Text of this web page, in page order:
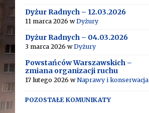
Dyżur Radnych – 12.03.2026
11 marca 2026 wDyżury
Dyżur Radnych – 04.03.2026
3 marca 2026 wDyżury
Powstańców Warszawskich –
zmiana organizacji ruchu
17 lutego 2026 wNaprawy i konserwacja
POZOSTAŁE KOMUNIKATY